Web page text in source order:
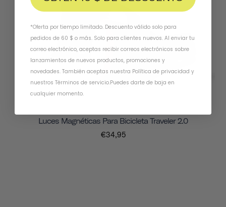
Luces Magnéticas Para Bicicleta Traveler 2.0
€34,95
*Oferta por tiempo limitado. Descuento válido solo para
pedidos de 60 $ o más. Solo para clientes nuevos. Al enviar tu
correo electrónico, aceptas recibir correos electrónicos sobre
lanzamientos de nuevos productos, promociones y
novedades. También aceptas nuestra Política de privacidad y
nuestros Términos de servicio.Puedes darte de baja en
cualquier momento.